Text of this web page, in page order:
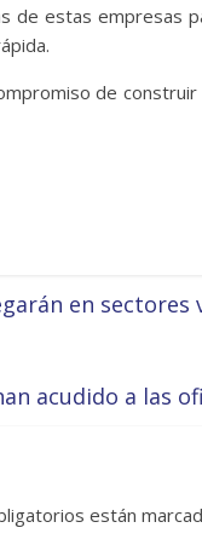
de estas empresas
de
en sectores
acudido a las
están